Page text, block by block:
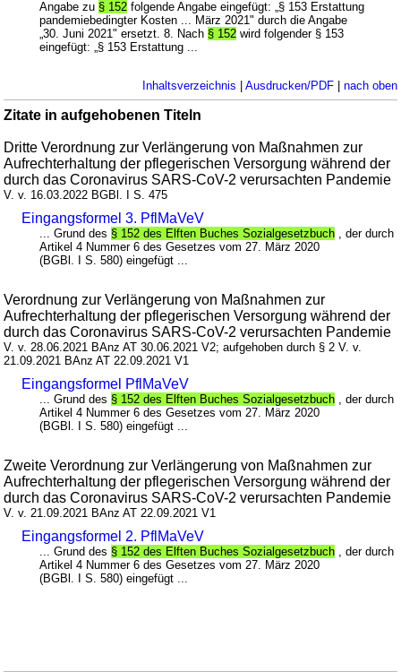
Angabe zu § 152 folgende Angabe eingefügt: „§ 153 Erstattung
pandemiebedingter Kosten ... März 2021" durch die Angabe
„30. Juni 2021" ersetzt. 8. Nach § 152 wird folgender § 153
eingefügt: „§ 153 Erstattung ...
Inhaltsverzeichnis Ausdrucken/PDF| nach oben
Zitate in aufgehobenen Titeln
Dritte Verordnung zur Verlängerung von Maßnahmen zur
Aufrechterhaltung der pflegerischen Versorgung während der
durch das Coronavirus SARS-CoV-2 verursachten Pandemie
V. v. 16.03.2022 BGBl. I S. 475
Eingangsformel 3. PflMaVeV
... Grund des § 152 des Elften Buches Sozialgesetzbuch , der durch
Artikel 4 Nummer 6 des Gesetzes vom 27. März 2020
(BGBl. I S. 580) eingefügt ...
Verordnung zur Verlängerung von Maßnahmen zur
Aufrechterhaltung der pflegerischen Versorgung während der
durch das Coronavirus SARS-CoV-2 verursachten Pandemie
V. v. 28.06.2021 BAnz AT 30.06.2021 V2; aufgehoben durch § 2 V. v.
21.09.2021 BAnz AT 22.09.2021 V1
Eingangsformel PflMaVeV
... Grund des § 152 des Elften Buches Sozialgesetzbuch , der durch
Artikel 4 Nummer 6 des Gesetzes vom 27. März 2020
(BGBl. I S. 580) eingefügt ...
Zweite Verordnung zur Verlängerung von Maßnahmen zur
Aufrechterhaltung der pflegerischen Versorgung während der
durch das Coronavirus SARS-CoV-2 verursachten Pandemie
V. v. 21.09.2021 BAnz AT 22.09.2021 V1
Eingangsformel 2. PflMaVeV
... Grund des § 152 des Elften Buches Sozialgesetzbuch , der durch
Artikel 4 Nummer 6 des Gesetzes vom 27. März 2020
(BGBl. I S. 580) eingefügt ...